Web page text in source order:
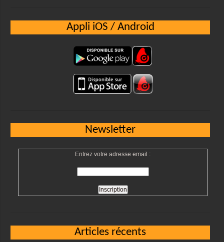
Appli iOS / Android
Newsletter
Entrez votre adresse email :
Articles récents